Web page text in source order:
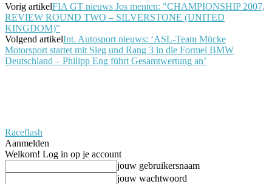
Vorig artikelFIA GT nieuws Jos menten: "CHAMPIONSHIP 2007,
REVIEW ROUND TWO – SILVERSTONE (UNITED
KINGDOM)"
Volgend artikelInt. Autosport nieuws: ‘ASL-Team Mücke
Motorsport startet mit Sieg und Rang 3 in die Formel BMW
Deutschland – Philipp Eng führt Gesamtwertung an’
Raceflash
Aanmelden
Welkom! Log in op je account
jouw gebruikersnaam
jouw wachtwoord